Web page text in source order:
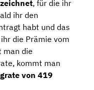
, für die ihr
ihr den
habt und das
die Prämie vom
man die
kommt man
von 419